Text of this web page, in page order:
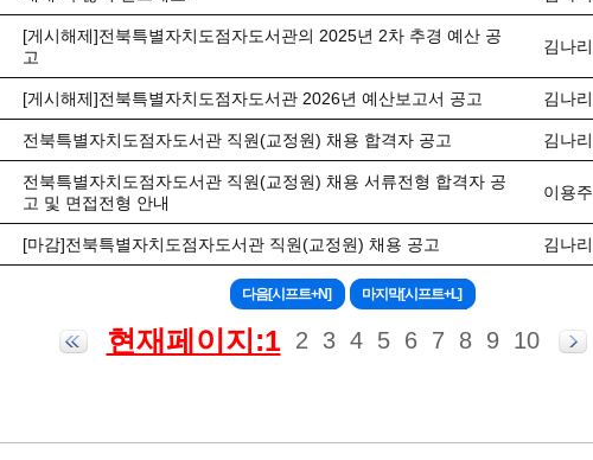
[게시해제]전북특별자치도점자도서관의 2025년 2차 추경 예산 공
고
김나리
[게시해제]전북특별자치도점자도서관 2026년 예산보고서 공고 김나리
전북특별자치도점자도서관 직원(교정원) 채용 합격자 공고 김나리
전북특별자치도점자도서관 직원(교정원) 채용 서류전형 합격자 공
고 및 면접전형 안내
이용주
[마감]전북특별자치도점자도서관 직원(교정원) 채용 공고 김나리
현재페이지:1 2 3 4 5 6 7 8 9 10